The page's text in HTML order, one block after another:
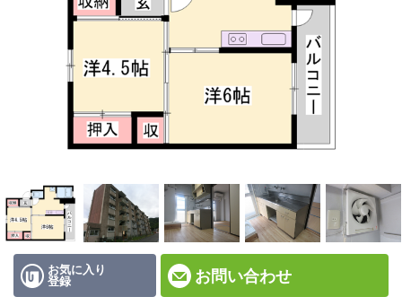
敷金礼金0円の部屋を探す
都市ガス&オール電化の部屋を探す
☆新築物件☆
☆インターネット無料物件☆
☆敷金·礼金0円物件☆
路線·駅から探す
お気に入り
登録 お問い合わせ